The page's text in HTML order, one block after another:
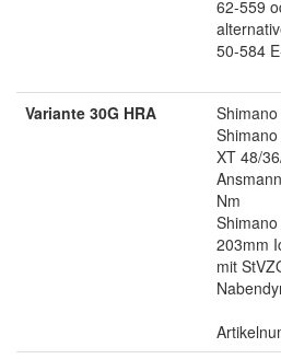
62-559
50-584
Variante 30G HRA
XT 48/
Nm
203mm
mit